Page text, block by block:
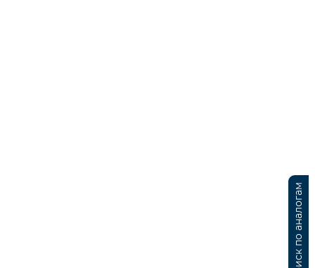
Поиск по аналогам